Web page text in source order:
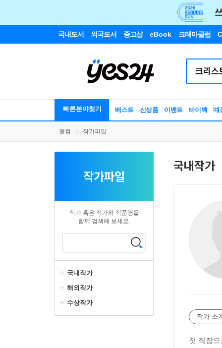
국내도서 외국도서 중고샵 eBook 크레마클럽
빠른분야찾기 베스트 신상품 이벤트 바이백 매
웰컴 작가파일
작가파일
작가 혹은 작가와 작품명을
함께 검색해 보세요.
국내작가
해외작가
수상작가
국내작가
작가 소
첫 직장